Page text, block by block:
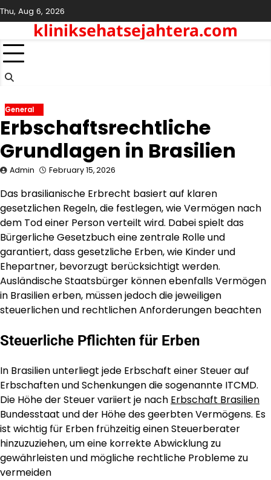
Skip
to
content
Thu, Aug 6, 2026
kliniksehatsejahtera.com
General
Erbschaftsrechtliche
Grundlagen in Brasilien
Admin February 15, 2026
Das brasilianische Erbrecht basiert auf klaren
gesetzlichen Regeln, die festlegen, wie Vermögen nach
dem Tod einer Person verteilt wird. Dabei spielt das
Bürgerliche Gesetzbuch eine zentrale Rolle und
garantiert, dass gesetzliche Erben, wie Kinder und
Ehepartner, bevorzugt berücksichtigt werden.
Ausländische Staatsbürger können ebenfalls Vermögen
in Brasilien erben, müssen jedoch die jeweiligen
steuerlichen und rechtlichen Anforderungen beachten
Steuerliche Pflichten für Erben
In Brasilien unterliegt jede Erbschaft einer Steuer auf
Erbschaften und Schenkungen die sogenannte ITCMD.
Die Höhe der Steuer variiert je nach Erbschaft Brasilien
Bundesstaat und der Höhe des geerbten Vermögens. Es
ist wichtig für Erben frühzeitig einen Steuerberater
hinzuzuziehen, um eine korrekte Abwicklung zu
gewährleisten und mögliche rechtliche Probleme zu
vermeiden